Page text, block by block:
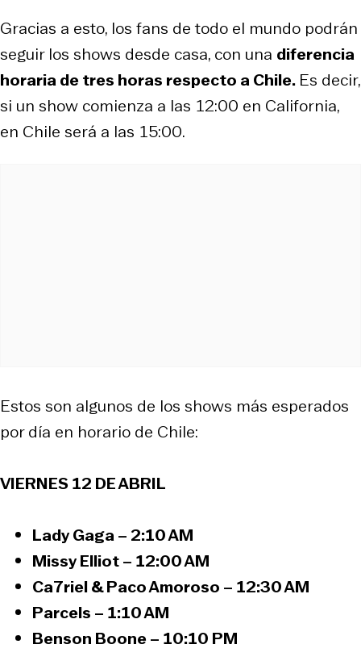
Gracias a esto, los fans de todo el mundo podrán
seguir los shows desde casa, con una diferencia
horaria de tres horas respecto a Chile. Es decir,
si un show comienza a las 12:00 en California,
en Chile será a las 15:00.
Estos son algunos de los shows más esperados
por día en horario de Chile:
VIERNES 12 DE ABRIL
Lady Gaga – 2:10 AM
Missy Elliot – 12:00 AM
Ca7riel & Paco Amoroso – 12:30 AM
Parcels – 1:10 AM
Benson Boone – 10:10 PM